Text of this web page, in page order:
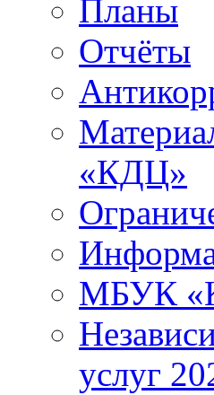
Планы
Отчёты
«КДЦ»
МБУК
услуг